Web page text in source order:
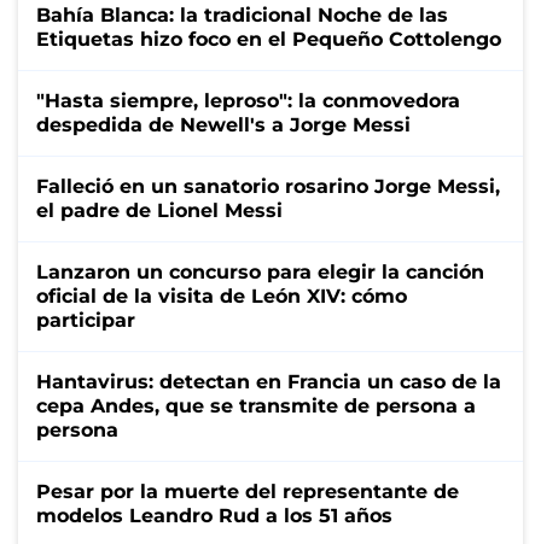
Bahía Blanca: la tradicional Noche de las
Etiquetas hizo foco en el Pequeño Cottolengo
"Hasta siempre, leproso": la conmovedora
despedida de Newell's a Jorge Messi
Falleció en un sanatorio rosarino Jorge Messi,
el padre de Lionel Messi
Lanzaron un concurso para elegir la canción
oficial de la visita de León XIV: cómo
participar
Hantavirus: detectan en Francia un caso de la
cepa Andes, que se transmite de persona a
persona
Pesar por la muerte del representante de
modelos Leandro Rud a los 51 años